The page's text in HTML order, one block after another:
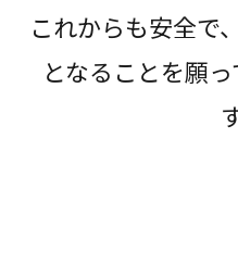
これからも安全で
となることを願